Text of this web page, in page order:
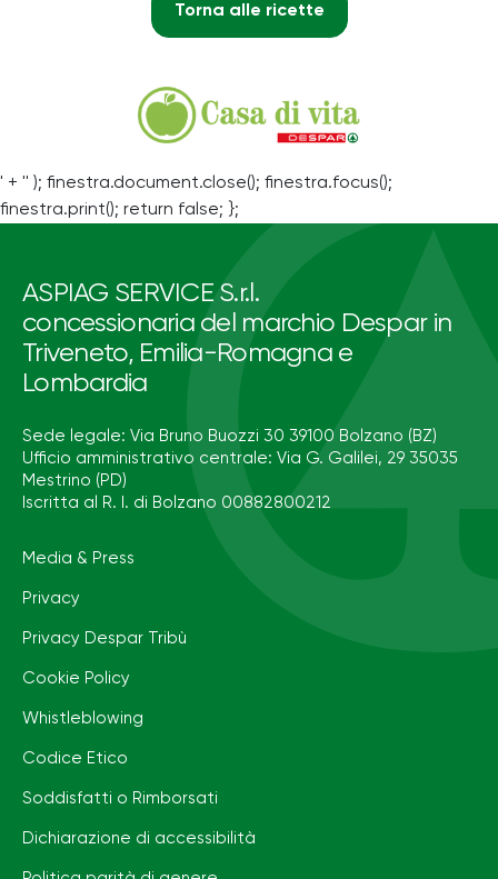
Torna alle ricette
' + '' ); finestra.document.close(); finestra.focus();
finestra.print(); return false; };
ASPIAG SERVICE S.r.l.
concessionaria del marchio Despar in
Triveneto, Emilia-Romagna e
Lombardia
Sede legale: Via Bruno Buozzi 30 39100 Bolzano (BZ)
Ufficio amministrativo centrale: Via G. Galilei, 29 35035
Mestrino (PD)
Iscritta al R. I. di Bolzano 00882800212
Media & Press
Privacy
Privacy Despar Tribù
Cookie Policy
Whistleblowing
Codice Etico
Soddisfatti o Rimborsati
Dichiarazione di accessibilità